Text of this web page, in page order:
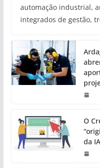
automação industrial,
integrados de gestão,
O
da IA